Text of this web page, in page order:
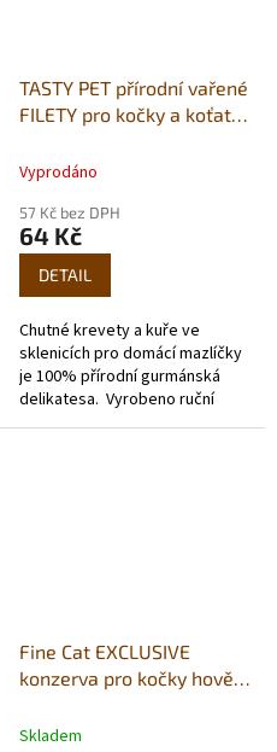
TASTY PET přírodní vařené
FILETY pro kočky a koťata
MULTIPROTEIN
Vyprodáno
57 Kč bez DPH
64 Kč
DETAIL
Chutné krevety a kuře ve
sklenicích pro domácí mazlíčky
je 100% přírodní gurmánská
delikatesa. Vyrobeno ruční
technikou vaření v
Fine Cat EXCLUSIVE
konzerva pro kočky hovězí
Skladem